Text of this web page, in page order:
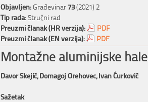
Objavljen:Građevinar73(2021) 2
Tip rada:Stručni rad
Preuzmi članak (HR verzija):
PDF
Preuzmi članak (EN verzija):
PDF
Montažne aluminijske hale
Davor Skejić,Domagoj Orehovec,Ivan Ćurković
Sažetak